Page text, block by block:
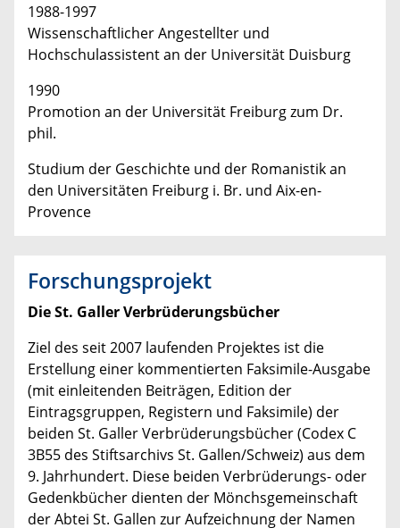
1988-1997
Wissenschaftlicher Angestellter und
Hochschulassistent an der Universität Duisburg
1990
Promotion an der Universität Freiburg zum Dr.
phil.
Studium der Geschichte und der Romanistik an
den Universitäten Freiburg i. Br. und Aix-en-
Provence
Forschungsprojekt
Die St. Galler Verbrüderungsbücher
Ziel des seit 2007 laufenden Projektes ist die
Erstellung einer kommentierten Faksimile-Ausgabe
(mit einleitenden Beiträgen, Edition der
Eintragsgruppen, Registern und Faksimile) der
beiden St. Galler Verbrüderungsbücher (Codex C
3B55 des Stiftsarchivs St. Gallen/Schweiz) aus dem
9. Jahrhundert. Diese beiden Verbrüderungs- oder
Gedenkbücher dienten der Mönchsgemeinschaft
der Abtei St. Gallen zur Aufzeichnung der Namen